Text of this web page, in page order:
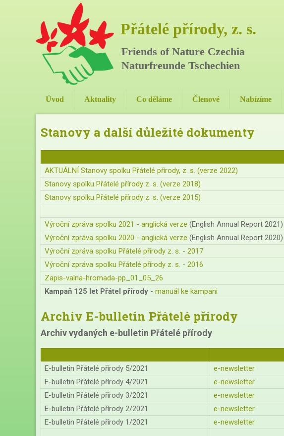
Přátelé přírody, z. s.
Friends of Nature Czechia
Naturfreunde Tschechien
Úvod Aktuality Co děláme Členové Nabízíme
Stanovy a další důležité dokumenty
AKTUÁLNÍ Stanovy spolku Přátelé přírody, z. s. (verze 2022)
Stanovy spolku Přátelé přírody z. s. (verze 2018)
Stanovy spolku Přátelé přírody z. s. (verze 2015)
Výroční zpráva spolku 2021 - anglická verze (English Annual Report 2021)
Výroční zpráva spolku 2020 - anglická verze (English Annual Report 2020)
Výroční zpráva spolku Přátelé přírody z. s. - 2017
Výroční zpráva spolku Přátelé přírody z. s. - 2016
Zapis-valna-hromada-pp_01_05_26
Kampaň 125 let Přátel přírody - manuál ke kampani
Archiv E-bulletin Přátelé přírody
Archiv vydaných e-bulletin Přátelé přírody
E-bulletin Přátelé přírody 5/2021
e-newsletter
E-bulletin Přátelé přírody 4/2021
e-newsletter
E-bulletin Přátelé přírody 3/2021
e-newsletter
E-bulletin Přátelé přírody 2/2021
e-newsletter
E-bulletin Přátelé přírody 1/2021
e-newsletter